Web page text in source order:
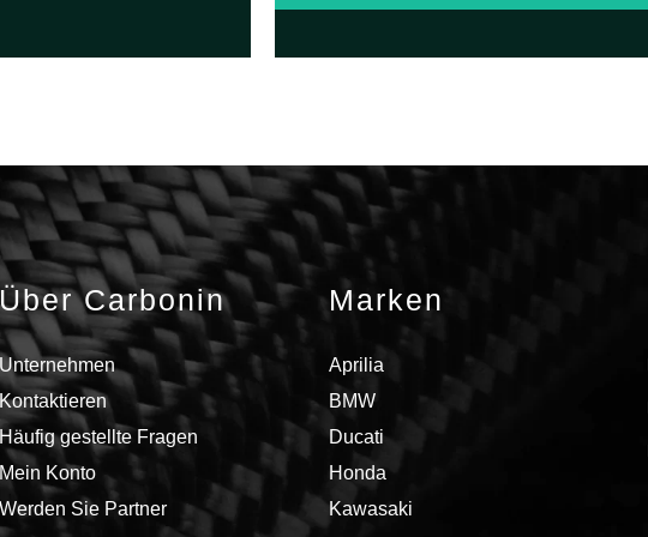
die
das
und
zu Avio-
und warum sie
Über Carbonin
Unternehmen
Kontaktieren
Häufig gestellte Fragen
Mein Konto
Werden Sie Partner
Marken
Aprilia
BMW
Ducati
Honda
Kawasaki